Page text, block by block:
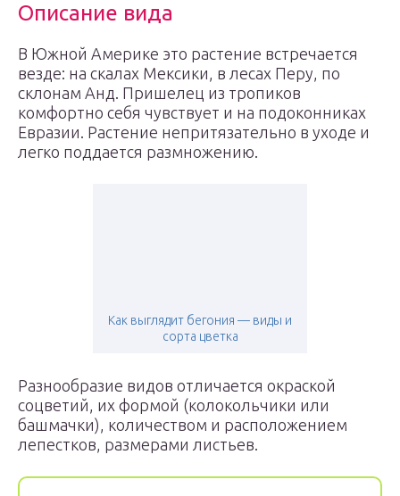
Описание вида
В Южной Америке это растение встречается
везде: на скалах Мексики, в лесах Перу, по
склонам Анд. Пришелец из тропиков
комфортно себя чувствует и на подоконниках
Евразии. Растение непритязательно в уходе и
легко поддается размножению.
Как выглядит бегония — виды и
сорта цветка
Разнообразие видов отличается окраской
соцветий, их формой (колокольчики или
башмачки), количеством и расположением
лепестков, размерами листьев.